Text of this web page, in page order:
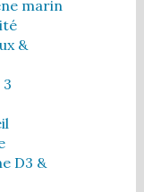
marin
&
D3 &